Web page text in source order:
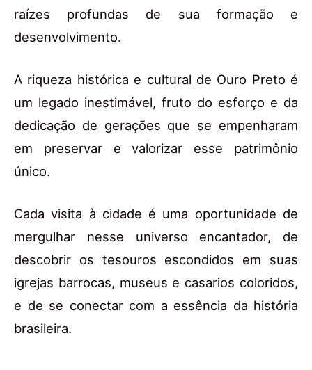
raízes profundas de sua formação e
desenvolvimento.
A riqueza histórica e cultural de Ouro Preto é
um legado inestimável, fruto do esforço e da
dedicação de gerações que se empenharam
em preservar e valorizar esse patrimônio
único.
Cada visita à cidade é uma oportunidade de
mergulhar nesse universo encantador, de
descobrir os tesouros escondidos em suas
igrejas barrocas, museus e casarios coloridos,
e de se conectar com a essência da história
brasileira.